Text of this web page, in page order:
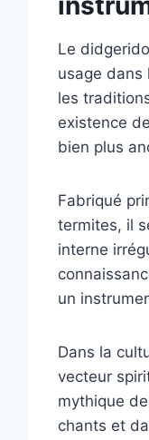
Le
usage dans
les
existence
bien plus
Fabriqué
termites, il
interne
un
Dans la
vecteur
mythique
chants et